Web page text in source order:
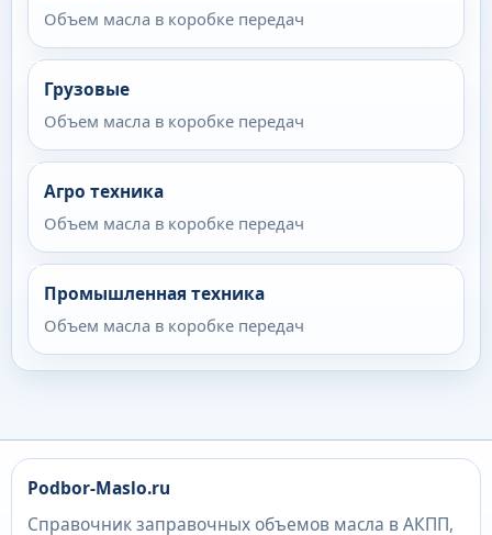
Объем масла в коробке передач
Грузовые
Объем масла в коробке передач
Агро техника
Объем масла в коробке передач
Промышленная техника
Объем масла в коробке передач
Podbor-Maslo.ru
Справочник заправочных объемов масла в АКПП,